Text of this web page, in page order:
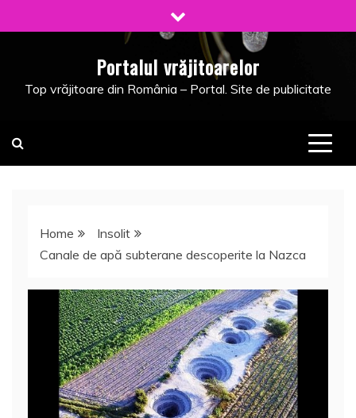
to
Portalul vrăjitoarelor
Top vrăjitoare din România – Portal. Site de publicitate
Home
Insolit
Canale de apă subterane descoperite la Nazca